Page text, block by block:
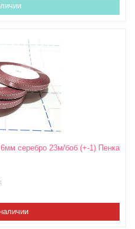
серебро 23м/боб (+-1) Пенка